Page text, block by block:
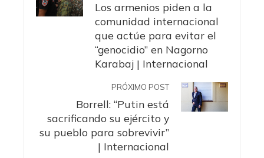
Los armenios piden a la
comunidad internacional
que actúe para evitar el
“genocidio” en Nagorno
Karabaj | Internacional
PRÓXIMO POST
Borrell: “Putin está
sacrificando su ejército y
su pueblo para sobrevivir”
| Internacional